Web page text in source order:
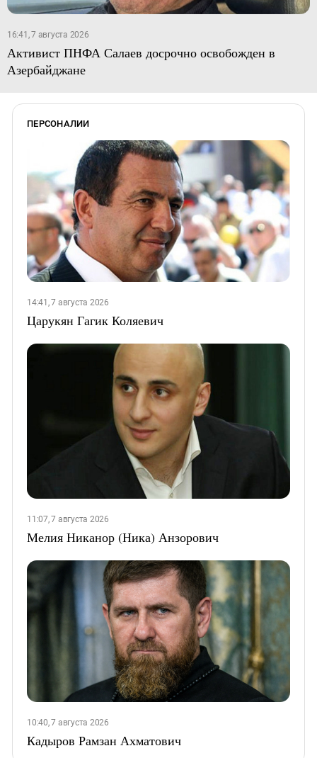
16:41, 7 августа 2026
Активист ПНФА Салаев досрочно освобожден в
Азербайджане
ПЕРСОНАЛИИ
14:41, 7 августа 2026
Царукян Гагик Коляевич
11:07, 7 августа 2026
Мелия Никанор (Ника) Анзорович
10:40, 7 августа 2026
Кадыров Рамзан Ахматович